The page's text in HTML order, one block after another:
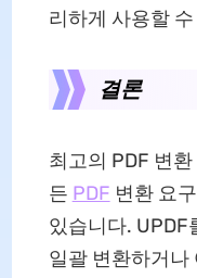
리하게 사용할
결론
최고의 PDF 변
든 PDF 변환 요
있습니다. UPDF
일괄 변환하거나